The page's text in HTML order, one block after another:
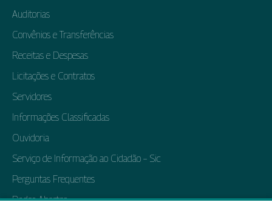
Auditorias
Convênios e Transferências
Receitas e Despesas
Licitações e Contratos
Servidores
Informações Classificadas
Ouvidoria
Serviço de Informação ao Cidadão – Sic
Perguntas Frequentes
Dados Abertos